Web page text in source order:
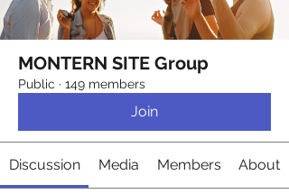
MONTERN SITE Group
Public · 149 members
Join
Discussion Media Members About